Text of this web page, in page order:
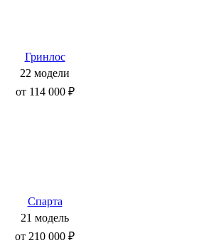
Гринлос
22 модели
от 114 000 ₽
Спарта
21 модель
от 210 000 ₽